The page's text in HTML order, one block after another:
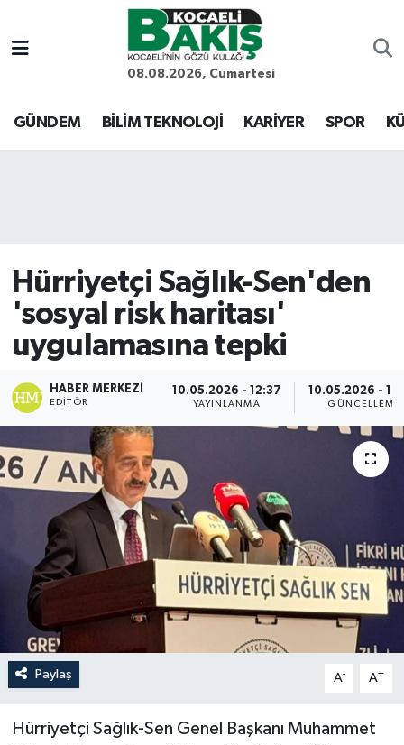
08.08.2026, Cumartesi
GÜNDEM BİLİM TEKNOLOJİ KARİYER SPOR
Hürriyetçi Sağlık-Sen'den
'sosyal risk haritası'
uygulamasına tepki
HABER MERKEZI
EDITÖR
10.05.2026 - 12:37
YAYINLANMA
10.05.2026 -
GÜNCELLEME
Paylaş A- A+
Hürriyetçi Sağlık-Sen Genel Başkanı Muhammet
Kocaeli Nöbetçi Eczaneler
Kocaeli Hava Durumu
Son Dakika Haberleri
Haber Arşivi